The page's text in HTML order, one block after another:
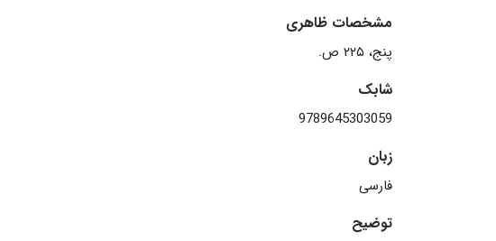
مشخصات ظاهری
پنج، ۲۲۵ ص.
شابک
9789645303059
زبان
فارسی
توضیح